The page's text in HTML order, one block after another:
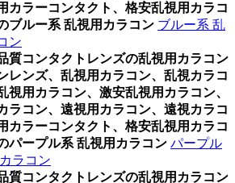
カラーコンタクト、格安乱視用カラコ
ブルー系 乱視用カラコン ブルー系 乱
ン
質コンタクトレンズの乱視用カラコン
レンズ、乱視用カラコン、乱視カラコ
視用カラコン、激安乱視用カラコン、
ラコン、遠視用カラコン、遠視カラコ
カラーコンタクト、格安乱視用カラコ
パープル系 乱視用カラコン パープル
ラコン
質コンタクトレンズの乱視用カラコン